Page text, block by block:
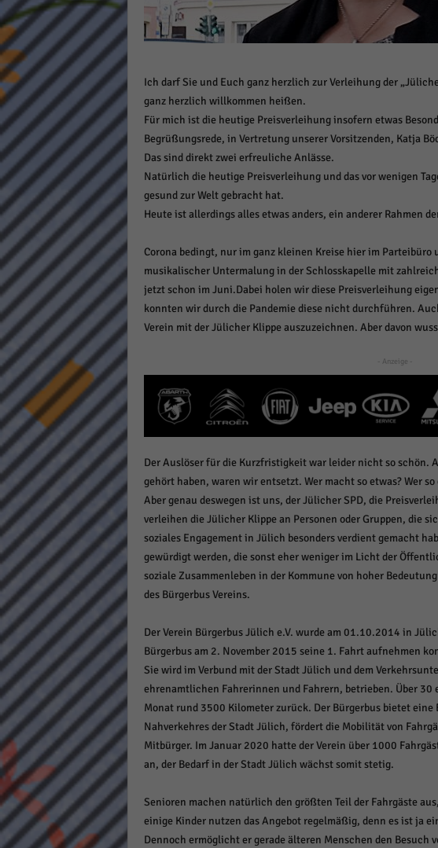
Ich darf Sie und Euch ganz herzlich zur Verleihung der
ganz herzlich willkommen heißen.
Für mich ist die heutige Preisverleihung insofern etwas
Begrüßungsrede, in Vertretung unserer Vorsitzenden, Katja
Das sind direkt zwei erfreuliche Anlässe.
Natürlich die heutige Preisverleihung und das vor wenigen
gesund zur Welt gebracht hat.
Heute ist allerdings alles etwas anders, ein anderer Rahmen
Corona bedingt, nur im ganz kleinen Kreise hier im
musikalischer Untermalung in der Schlosskapelle mit
jetzt schon im Juni.Dabei holen wir diese Preisverleihung
konnten wir durch die Pandemie diese nicht durchführen.
Verein mit der Jülicher Klippe auszuzeichnen. Aber davon
- Anzeige -
Der Auslöser für die Kurzfristigkeit war leider nicht so schön.
gehört haben, waren wir entsetzt. Wer macht so etwas? Wer
Aber genau deswegen ist uns, der Jülicher SPD, die
verleihen die Jülicher Klippe an Personen oder Gruppen, die
soziales Engagement in Jülich besonders verdient gemacht
gewürdigt werden, die sonst eher weniger im Licht der
soziale Zusammenleben in der Kommune von hoher
des Bürgerbus Vereins.
Der Verein Bürgerbus Jülich e.V. wurde am 01.10.2014 in
Bürgerbus am 2. November 2015 seine 1. Fahrt aufnehmen
Sie wird im Verbund mit der Stadt Jülich und dem
ehrenamtlichen Fahrerinnen und Fahrern, betrieben. Über 30
Monat rund 3500 Kilometer zurück. Der Bürgerbus bietet
Nahverkehres der Stadt Jülich, fördert die Mobilität von
Mitbürger. Im Januar 2020 hatte der Verein über 1000
an, der Bedarf in der Stadt Jülich wächst somit stetig.
Senioren machen natürlich den größten Teil der Fahrgäste
einige Kinder nutzen das Angebot regelmäßig, denn es ist ja
Dennoch ermöglicht er gerade älteren Menschen den Besuch
Essenziell (1)
Essenzielle Cookies
Statistiken (1)
Statistik Cookies
wie unsere Besucher
Marketing (1)
Marketing-Cookies
Werbung anzuzeigen. Sie
Externe Medien
keiner manuellen
powered by Borlabs Cookie